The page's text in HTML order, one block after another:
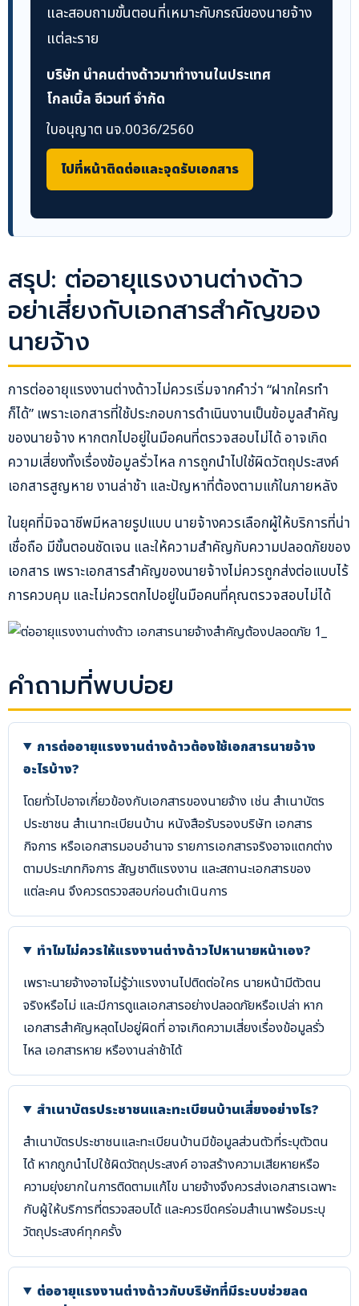
และสอบถามขั้นตอนที่เหมาะกับกรณีของนายจ้าง
แต่ละราย
บริษัท นำคนต่างด้าวมาทำงานในประเทศ
โกลเบิ้ล อีเวนท์ จำกัด
ใบอนุญาต นจ.0036/2560
ไปที่หน้าติดต่อและจุดรับเอกสาร
สรุป: ต่ออายุแรงงานต่างด้าว
อย่าเสี่ยงกับเอกสารสำคัญของ
นายจ้าง
การต่ออายุแรงงานต่างด้าวไม่ควรเริ่มจากคำว่า “ฝากใครทำ
ก็ได้” เพราะเอกสารที่ใช้ประกอบการดำเนินงานเป็นข้อมูลสำคัญ
ของนายจ้าง หากตกไปอยู่ในมือคนที่ตรวจสอบไม่ได้ อาจเกิด
ความเสี่ยงทั้งเรื่องข้อมูลรั่วไหล การถูกนำไปใช้ผิดวัตถุประสงค์
เอกสารสูญหาย งานล่าช้า และปัญหาที่ต้องตามแก้ในภายหลัง
ในยุคที่มิจฉาชีพมีหลายรูปแบบ นายจ้างควรเลือกผู้ให้บริการที่น่า
เชื่อถือ มีขั้นตอนชัดเจน และให้ความสำคัญกับความปลอดภัยของ
เอกสาร เพราะเอกสารสำคัญของนายจ้างไม่ควรถูกส่งต่อแบบไร้
การควบคุม และไม่ควรตกไปอยู่ในมือคนที่คุณตรวจสอบไม่ได้
คำถามที่พบบ่อย
การต่ออายุแรงงานต่างด้าวต้องใช้เอกสารนายจ้าง
อะไรบ้าง?
โดยทั่วไปอาจเกี่ยวข้องกับเอกสารของนายจ้าง เช่น สำเนาบัตร
ประชาชน สำเนาทะเบียนบ้าน หนังสือรับรองบริษัท เอกสาร
กิจการ หรือเอกสารมอบอำนาจ รายการเอกสารจริงอาจแตกต่าง
ตามประเภทกิจการ สัญชาติแรงงาน และสถานะเอกสารของ
แต่ละคน จึงควรตรวจสอบก่อนดำเนินการ
ทำไมไม่ควรให้แรงงานต่างด้าวไปหานายหน้าเอง?
เพราะนายจ้างอาจไม่รู้ว่าแรงงานไปติดต่อใคร นายหน้ามีตัวตน
จริงหรือไม่ และมีการดูแลเอกสารอย่างปลอดภัยหรือเปล่า หาก
เอกสารสำคัญหลุดไปอยู่ผิดที่ อาจเกิดความเสี่ยงเรื่องข้อมูลรั่ว
ไหล เอกสารหาย หรืองานล่าช้าได้
สำเนาบัตรประชาชนและทะเบียนบ้านเสี่ยงอย่างไร?
สำเนาบัตรประชาชนและทะเบียนบ้านมีข้อมูลส่วนตัวที่ระบุตัวตน
ได้ หากถูกนำไปใช้ผิดวัตถุประสงค์ อาจสร้างความเสียหายหรือ
ความยุ่งยากในการติดตามแก้ไข นายจ้างจึงควรส่งเอกสารเฉพาะ
กับผู้ให้บริการที่ตรวจสอบได้ และควรขีดคร่อมสำเนาพร้อมระบุ
วัตถุประสงค์ทุกครั้ง
ต่ออายุแรงงานต่างด้าวกับบริษัทที่มีระบบช่วยลด